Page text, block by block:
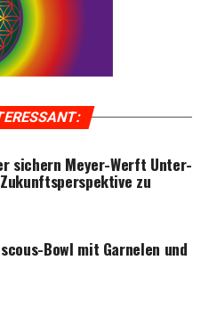
sichern Mey­er-Werft Unter­
zu
Bowl mit Gar­ne­len und